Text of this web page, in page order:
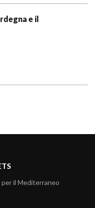
e il
il Mediterraneo